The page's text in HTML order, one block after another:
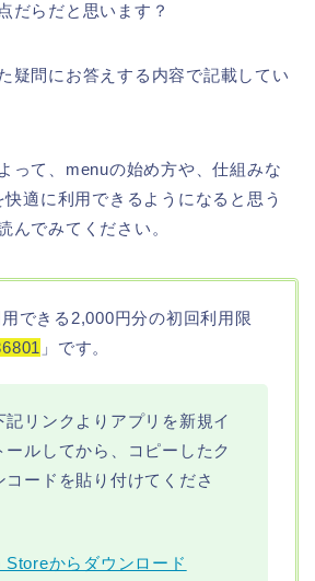
だらだと思います？
疑問にお答えする内容で記載してい
って、menuの始め方や、仕組みな
適に利用できるようになると思う
んでみてください。
できる2,000円分の初回利用限
」です。
記リンクよりアプリを新規イ
ールしてから、コピーしたク
コードを貼り付けてくださ
Storeからダウンロード